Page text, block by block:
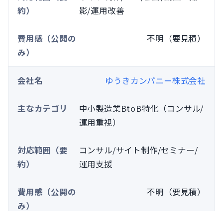
影/運用改善
不明（要見積）
ゆうきカンパニー株式会社
中小製造業BtoB特化（コンサル/
運用重視）
コンサル/サイト制作/セミナー/
運用支援
不明（要見積）